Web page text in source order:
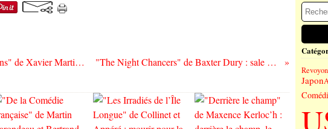
"The Cure - Paroles de Fans" de Xavier Martin - Faith ! "The Night Chancers" de Baxter Dury : sale romance !
Japon